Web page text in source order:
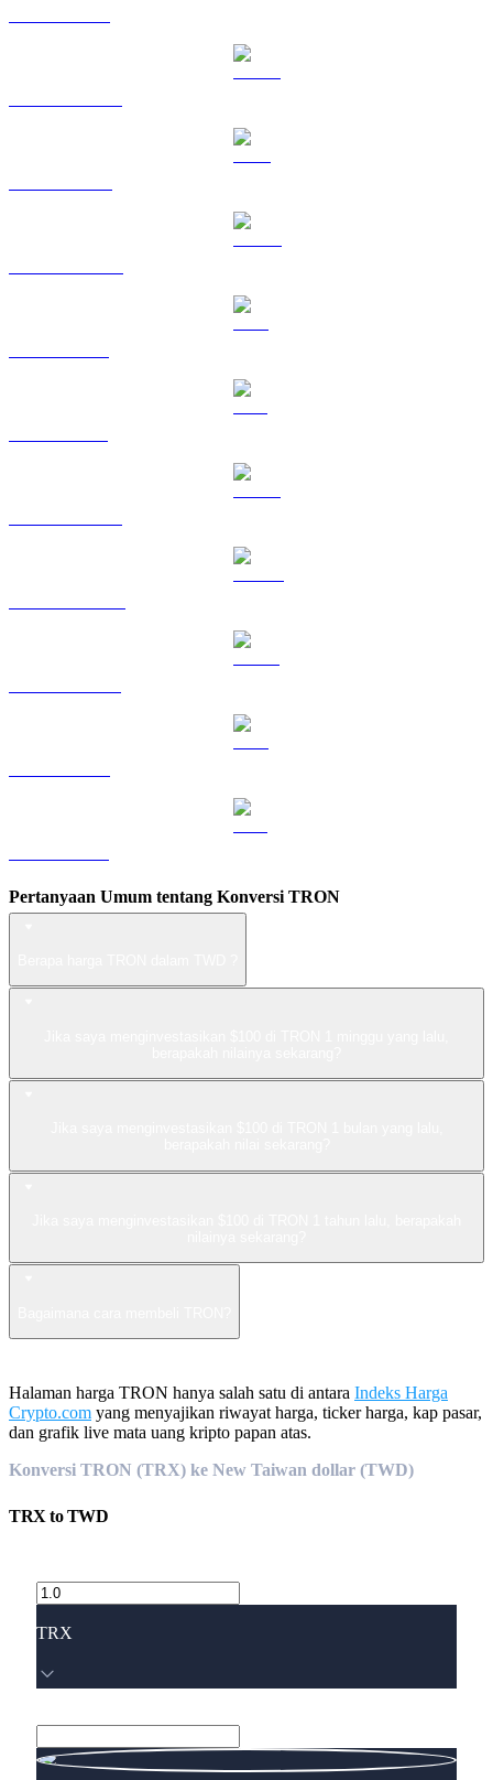
Pertanyaan Umum tentang Konversi TRON
Halaman harga TRON hanya salah satu di antara Indeks Harga
Crypto.com yang menyajikan riwayat harga, ticker harga, kap pasar,
dan grafik live mata uang kripto papan atas.
Konversi TRON (TRX) ke New Taiwan dollar (TWD)
TRX toTWD
TRX